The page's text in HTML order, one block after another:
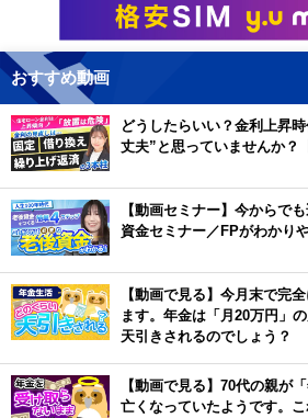
おすすめ動画
どうしたらいい？金利上昇
丈夫”と思っていませんか？
【動画セミナー】今からで
資金セミナー／FPがわかり
【動画で見る】今月末で完
ます。年金は「月20万円」
天引きされるのでしょう？
【動画で見る】70代の親が
亡くなっていたようです。